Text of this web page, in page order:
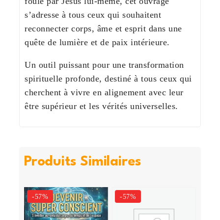
s’adresse à tous ceux qui souhaitent
reconnecter corps, âme et esprit dans une
quête de lumière et de paix intérieure.
Un outil puissant pour une transformation
spirituelle profonde, destiné à tous ceux qui
cherchent à vivre en alignement avec leur
être supérieur et les vérités universelles.
Produits Similaires
-57% -57%
Soyez parmi les premiers à être informés de
dernières tendances mode.
Adresse Email*